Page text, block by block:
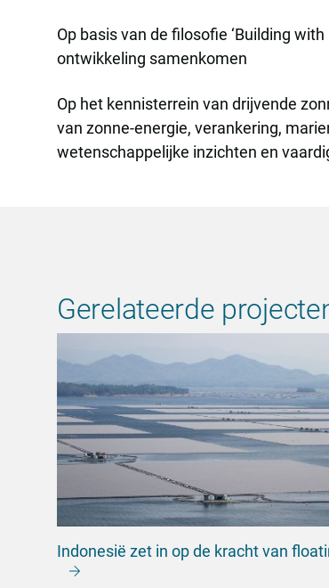
Op basis van de filosofie ‘Building
ontwikkeling samenkomen
Op het kennisterrein van drijvende
van zonne-energie, verankering,
wetenschappelijke inzichten en
Gerelateerde
Indonesië zet in op de kracht van